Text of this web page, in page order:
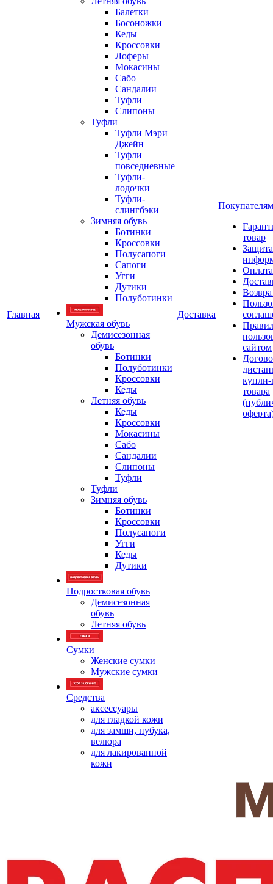
Главная
Балетки
Босоножки
Кеды
Кроссовки
Лоферы
Мокасины
Сабо
Сандалии
Туфли
Слипоны
Туфли
Туфли Мэри
Джейн
Туфли
повседневные
Туфли-
лодочки
Туфли-
слингбэки
Зимняя обувь
Ботинки
Кроссовки
Полусапоги
Сапоги
Угги
Дутики
Полуботинки
Мужская обувь
Демисезонная
обувь
Ботинки
Полуботинки
Кроссовки
Кеды
Летняя обувь
Кеды
Кроссовки
Мокасины
Сабо
Сандалии
Слипоны
Туфли
Туфли
Зимняя обувь
Ботинки
Кроссовки
Полусапоги
Угги
Кеды
Дутики
Подростковая обувь
Демисезонная
обувь
Летняя обувь
Сумки
Женские сумки
Мужские сумки
Средства
аксессуары
для гладкой кожи
для замши, нубука,
велюра
для лакированной
кожи
Доставка
Покупателям
товар
Защита
Оплата
сайтом
товара